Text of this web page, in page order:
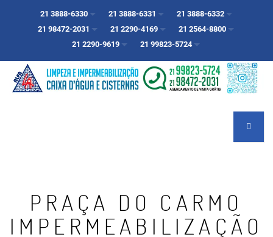
21 3888-6330 21 3888-6331
21 3888-6332
21 98472-2031
21 2290-4169
21 2564-8800
21 2290-9619
21 99823-5724
PRAÇA DO CARMO
IMPERMEABILIZAÇÃO